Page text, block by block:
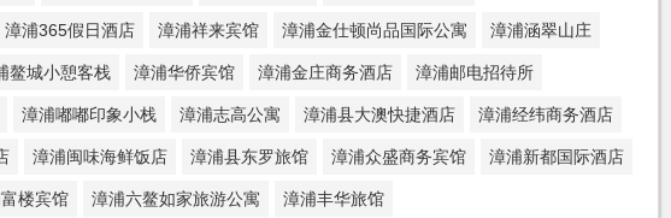
漳浦365假日酒店 漳浦祥来宾馆 漳浦金仕顿尚品国际公寓 漳浦涵翠山庄
鳌城小憩客栈 漳浦华侨宾馆 漳浦金庄商务酒店 漳浦邮电招待所
漳浦嘟嘟印象小栈 漳浦志高公寓 漳浦县大澳快捷酒店 漳浦经纬商务酒店
漳浦闽味海鲜饭店 漳浦县东罗旅馆 漳浦众盛商务宾馆 漳浦新都国际酒店
楼宾馆 漳浦六鳌如家旅游公寓 漳浦丰华旅馆